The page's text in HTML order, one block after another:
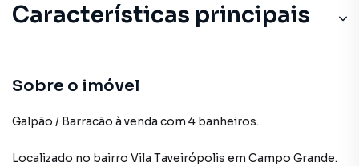
Características principais
Sobre o imóvel
Galpão / Barracão à venda com 4 banheiros.
Localizado no bairro Vila Taveirópolis em Campo Grande.